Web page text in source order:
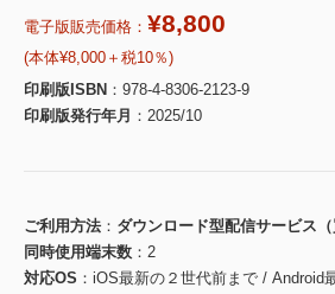
電子版販売価格： ¥8,800
(本体¥8,000＋税10％)
印刷版ISBN
978-4-8306-2123-9
印刷版発行年月
2025/10
ご利用方法
ダウンロード型配信サービス（
同時使用端末数
2
対応OS
iOS最新の２世代前まで / Android